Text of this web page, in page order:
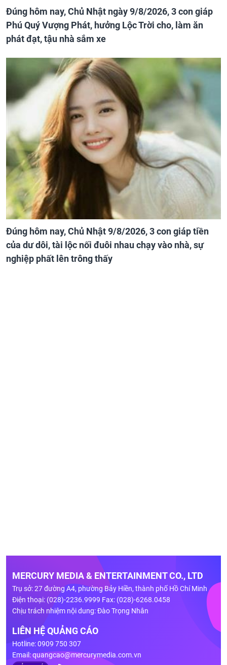
Đúng hôm nay, Chủ Nhật ngày 9/8/2026, 3 con giáp
Phú Quý Vượng Phát, hưởng Lộc Trời cho, làm ăn
phát đạt, tậu nhà sắm xe
Đúng hôm nay, Chủ Nhật 9/8/2026, 3 con giáp tiền
của dư dôi, tài lộc nối đuôi nhau chạy vào nhà, sự
nghiệp phất lên trông thấy
MERCURY MEDIA & ENTERTAINMENT CO., LTD
Trụ sở: 27 đường A4, phường Bảy Hiền, thành phố Hồ Chí Minh
Điện thoại: (028)-2236.9999 Fax: (028)-6268.0458
Chịu trách nhiệm nội dung: Đào Trọng Nhân
LIÊN HỆ QUẢNG CÁO
Hotline: 0909 750 307
Email:quangcao@mercurymedia.com.vn